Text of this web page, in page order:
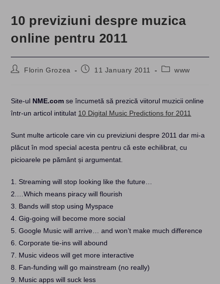
10 previziuni despre muzica
online pentru 2011
PostFlorin Grozea
Post11 January 2011
Postwww
Site-ul NME.com se încumetă să prezică viitorul muzicii online
într-un articol intitulat 10 Digital Music Predictions for 2011
Sunt multe articole care vin cu previziuni despre 2011 dar mi-a
plăcut în mod special acesta pentru că este echilibrat, cu
picioarele pe pământ și argumentat.
1. Streaming will stop looking like the future…
2.…Which means piracy will flourish
3. Bands will stop using Myspace
4. Gig-going will become more social
5. Google Music will arrive… and won’t make much difference
6. Corporate tie-ins will abound
7. Music videos will get more interactive
8. Fan-funding will go mainstream (no really)
9. Music apps will suck less